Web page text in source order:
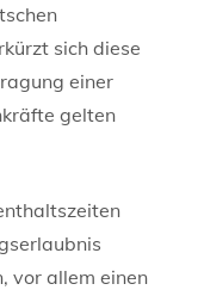
sich diese
einer
gelten
vor allem einen